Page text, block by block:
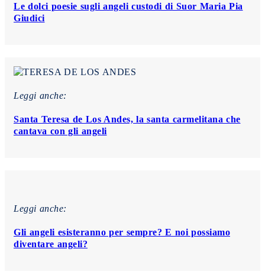
Le dolci poesie sugli angeli custodi di Suor Maria Pia
Giudici
Leggi anche:
Santa Teresa de Los Andes, la santa carmelitana che
cantava con gli angeli
Leggi anche:
Gli angeli esisteranno per sempre? E noi possiamo
diventare angeli?